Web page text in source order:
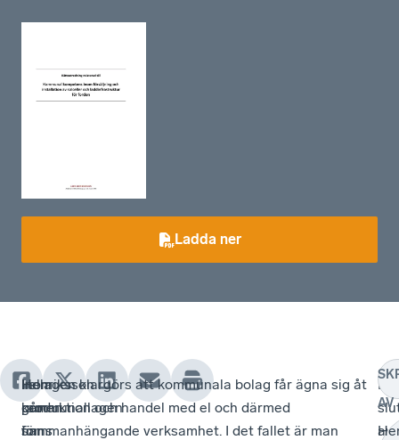
Ladda ner
Inom
ramen
för
Henriksson
går
i
I
kommunallagen
finns
I ellagen klargörs att kommunala bolag får ägna sig åt
produktion och handel med el och därmed
sammanhängande verksamhet. I det fallet är man
av
AV